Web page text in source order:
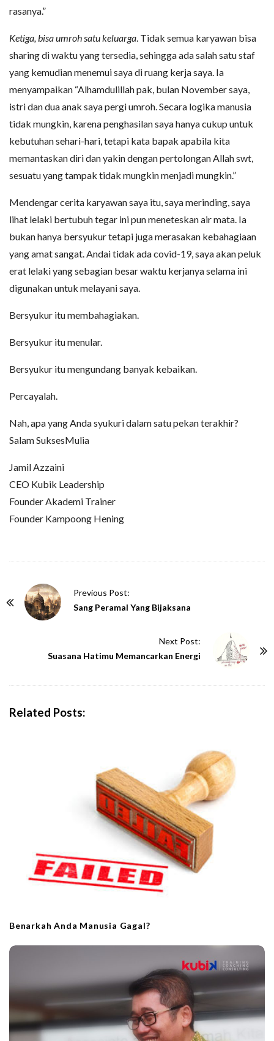
rasanya.”
Ketiga, bisa umroh satu keluarga . Tidak semua karyawan bisa
sharing di waktu yang tersedia, sehingga ada salah satu staf
yang kemudian menemui saya di ruang kerja saya. Ia
menyampaikan “Alhamdulillah pak, bulan November saya,
istri dan dua anak saya pergi umroh. Secara logika manusia
tidak mungkin, karena penghasilan saya hanya cukup untuk
kebutuhan sehari-hari, tetapi kata bapak apabila kita
memantaskan diri dan yakin dengan pertolongan Allah swt,
sesuatu yang tampak tidak mungkin menjadi mungkin.”
Mendengar cerita karyawan saya itu, saya merinding, saya
lihat lelaki bertubuh tegar ini pun meneteskan air mata. Ia
bukan hanya bersyukur tetapi juga merasakan kebahagiaan
yang amat sangat. Andai tidak ada covid-19, saya akan peluk
erat lelaki yang sebagian besar waktu kerjanya selama ini
digunakan untuk melayani saya.
Bersyukur itu membahagiakan.
Bersyukur itu menular.
Bersyukur itu mengundang banyak kebaikan.
Percayalah.
Nah, apa yang Anda syukuri dalam satu pekan terakhir?
Salam SuksesMulia
Jamil Azzaini
CEO Kubik Leadership
Founder Akademi Trainer
Founder Kampoong Hening
Previous Post:
Sang Peramal Yang Bijaksana
Next Post:
Suasana Hatimu Memancarkan Energi
Related Posts:
Benarkah Anda Manusia Gagal?